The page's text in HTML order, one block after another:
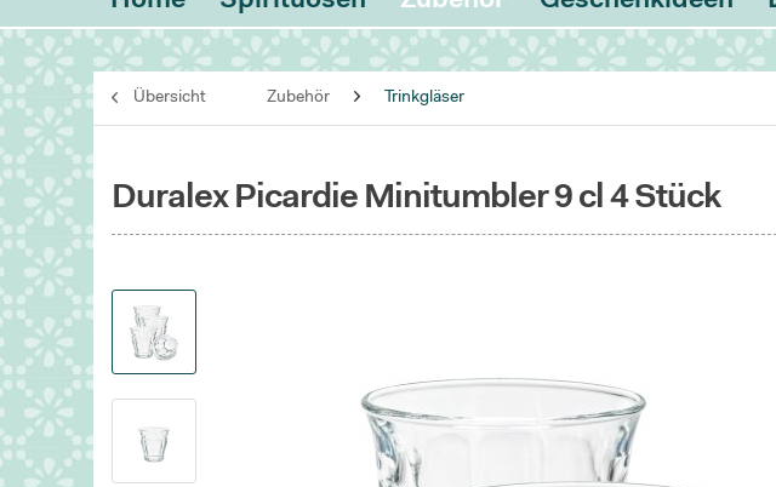
Übersicht Zubehör Trinkgläser
Duralex Picardie Minitumbler 9 cl 4 Stück